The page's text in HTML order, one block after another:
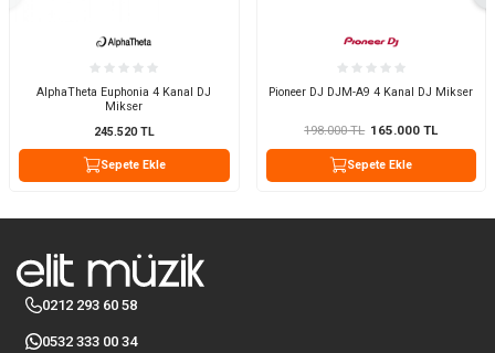
AlphaTheta Euphonia 4 Kanal DJ
Mikser
245.520TL
Sepete Ekle
Pioneer DJ DJM-A9 4 Kanal DJ Mikser
198.000TL 165.000 TL
Sepete Ekle
0212 293 60 58
0532 333 00 34